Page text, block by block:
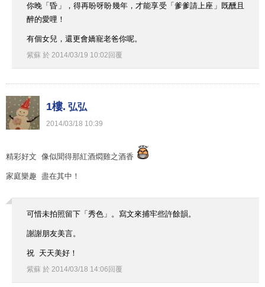
你晚「昏」，得再盼呀盼幾年，才能享受「爹爹請上座」既醺且
醉的愛哩！
有個女兒，還更會嬌寵老爸你呢。
紫蘇 於 2014/03/19 10:02回覆
1樓. 弘弘
2014/03/18 10:39
精彩好文 像似聞得那紅酒燜雞之酒香
家庭樂趣 盡在其中！
可惜未拍照留下「秀色」。寫文來捕牢些許餘韻。
謝謝朋友美言。
祝 天天美好！
紫蘇 於 2014/03/18 14:06回覆